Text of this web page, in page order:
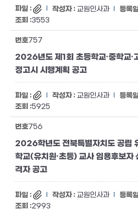
교원인사과
3553
757
2026년도 제1회 초등학교·중학교·
정고시 시행계획 공고
교원인사과
5925
756
2026학년도 전북특별자치도 공립
학교(유치원·초등) 교사 임용후보자
격자 공고
교원인사과
2993